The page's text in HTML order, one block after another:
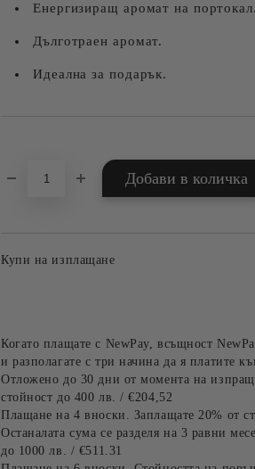
Енергизиращ аромат на портокал.
Дълготраен аромат.
Идеална за подарък.
Купи на изплащане
Когато плащате с NewPay, всъщност
и разполагате с три начина да я платите
Отложено до 30 дни от момента на
стойност до 400 лв. / €204,52
Плащане на 4 вноски. Заплащате 20% от
Останалата сума се разделя на 3 равни
до 1000 лв. / €511.31